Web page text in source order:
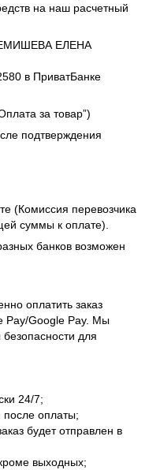
на наш расчетный
ЕЛЕНА
в ПриватБанке
за товар”)
подтверждения
(Комиссия перевозчика
суммы к оплате).
банков возможен
оплатить заказ
Pay/Google Pay. Мы
для
24/7;
после оплаты;
будет отправлен в
выходных;